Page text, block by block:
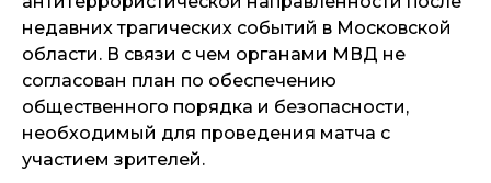
недавних трагических событий в Московской
области. В связи с чем органами МВД не
согласован план по обеспечению
общественного порядка и безопасности,
необходимый для проведения матча с
участием зрителей.